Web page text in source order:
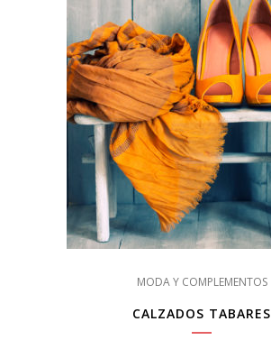
MODA Y COMPLEMENTOS
CALZADOS TABARES